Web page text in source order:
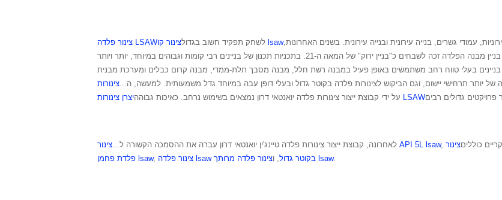
צינור פלדה LSAW לשחק תפקיד חשוב בגדול צינור קו lsawעמודי גשרים, בנייה עירונית ובנייה עירונית. בשנים האחרונות,
כסוג חדש של מערכת בנייה חוסכת אנרגיה וידידותית לסביבה, בניין מבנה הפלדה זכה לשבחים כ"בניין ירוק" של המאה ה-21. בתכניות תכנון של בניינים רבי קומות וגבוהים במיוחד, יותר ויותר
בניינים בעלי טווח רחב משתמשים באופן פעיל במבנה רשת חלל, מבנה מסבך תלת-ממדי, מבנה קרום כבלים ומערכת מבנית
של יותר תרחישי יישום, וגם הביקוש לצינורות פלדה בקוטר גדול ובעלי דופן עבה במיוחד גדל משמעותית. למעשה, ה...
על ידי קבוצת ייצור צינורות פלדה יואנטאי דרון נמצאים בשימוש נרחב. כאיכות גבוהה יצרן צינורות LSAW
לאחרונה, קבוצת ייצור צינורות פלדה טיינג'ין יואנטאי דרון עברה את ההסמכה הקשורה ל... צינור API 5L lsaw כולליםצינור
פלדת פחמן lsaw, צינור פלדה lsaw בקוטר גדול , ו צינור פלדה מרותך lsaw.